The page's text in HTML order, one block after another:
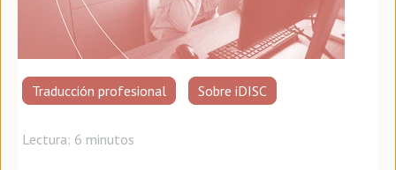
Traducción profesional Sobre iDISC
Lectura: 6 minutos